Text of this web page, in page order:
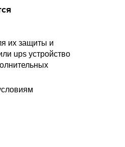
их защиты и
ups устройство